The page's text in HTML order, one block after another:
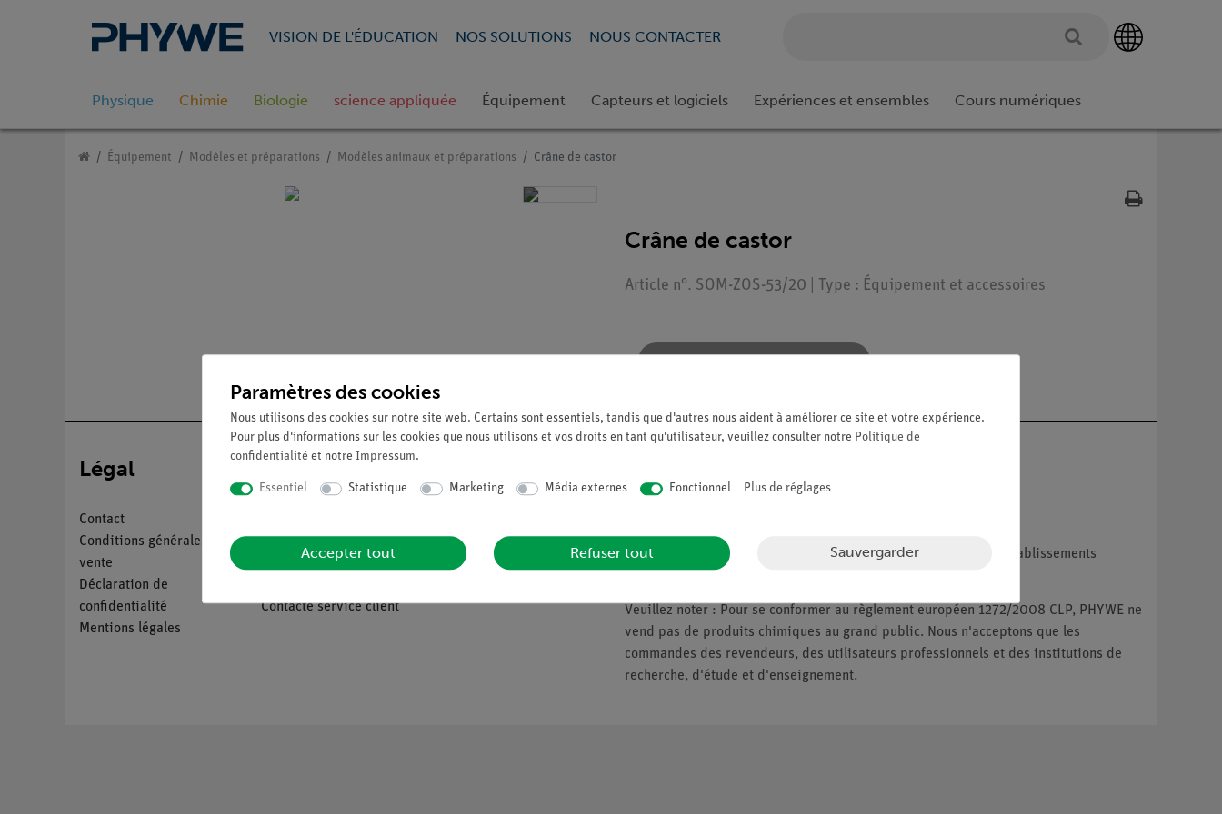
VISION DE L'ÉDUCATION NOS SOLUTIONS NOUS CONTACTER
Physique Chimie Biologie science appliquée Équipement Capteurs et logiciels Expériences et ensembles Cours numériques
Équipement Modèles et préparations Modèles animaux et préparations Crâne de castor
Crâne de castor
Article n°. SOM-ZOS-53/20 | Type : Équipement et accessoires
Légal
Contact
Conditions générales de
vente
Déclaration de
confidentialité
Mentions légales
Service
Téléchargements
Contacte service client
Politique de qualité
Sécurité en classe
Nous ne fournissons que les entreprises, les institutions et les établissements
Veuillez noter : Pour se conformer au règlement européen 1272/2008 CLP, PHYWE ne
vend pas de produits chimiques au grand public. Nous n'acceptons que les
commandes des revendeurs, des utilisateurs professionnels et des institutions de
recherche, d'étude et d'enseignement.
Paramètres des cookies
Nous utilisons des cookies sur notre site web. Certains sont essentiels, tandis que d'autres nous aident à améliorer ce site et votre expérience.
Pour plus d'informations sur les cookies que nous utilisons et vos droits en tant qu'utilisateur, veuillez consulter notre Politique de
confidentialité et notre Impressum.
Essentiel Statistique Marketing Média externes Fonctionnel Plus de réglages
Accepter tout Refuser tout Sauvergarder